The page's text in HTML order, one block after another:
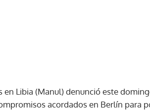
en Libia (Manul) denunció este
acordados en Berlín para